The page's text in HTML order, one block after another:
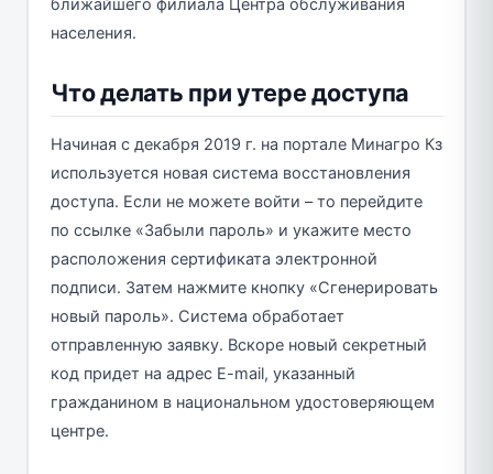
ближайшего филиала Центра обслуживания
населения.
Что делать при утере доступа
Начиная с декабря 2019 г. на портале Минагро Кз
используется новая система восстановления
доступа. Если не можете войти – то перейдите
по ссылке «Забыли пароль» и укажите место
расположения сертификата электронной
подписи. Затем нажмите кнопку «Сгенерировать
новый пароль». Система обработает
отправленную заявку. Вскоре новый секретный
код придет на адрес E-mail, указанный
гражданином в национальном удостоверяющем
центре.